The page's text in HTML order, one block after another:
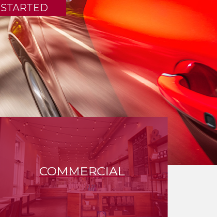
COMMERCIAL